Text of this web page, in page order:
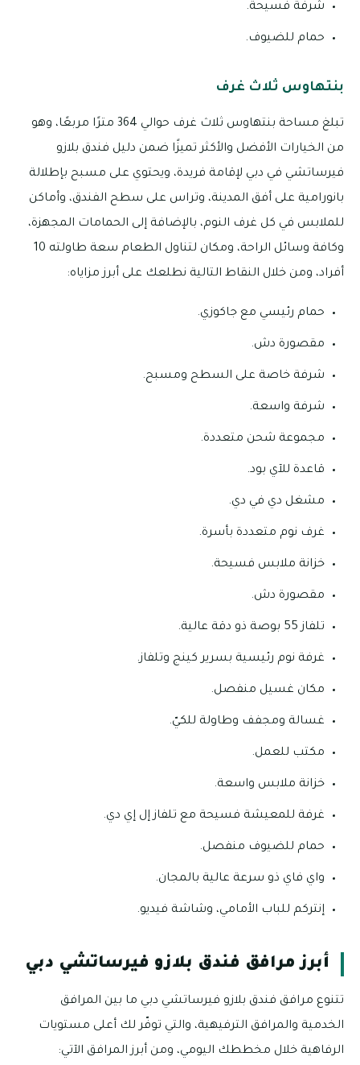
شرفة فسيحة.
حمام للضيوف.
بنتهاوس ثلاث غرف
تبلغ مساحة بنتهاوس ثلاث غرف حوالي 364 مترًا مربعًا، وهو
من الخيارات الأفضل والأكثر تميزًا ضمن دليل فندق بلازو
فيرساتشي في دبي لإقامة فريدة، ويحتوي على مسبح بإطلالة
بانورامية على أفق المدينة، وتراس على سطح الفندق، وأماكن
للملابس في كل غرف النوم، بالإضافة إلى الحمامات المجهزة،
وكافة وسائل الراحة، ومكان لتناول الطعام سعة طاولته 10
أفراد، ومن خلال النقاط التالية نطلعك على أبرز مزاياه:
حمام رئيسي مع جاكوزي.
مقصورة دش.
شرفة خاصة على السطح ومسبح.
شرفة واسعة.
مجموعة شحن متعددة.
قاعدة للآي بود.
مشغل دي في دي.
غرف نوم متعددة بأسرة.
خزانة ملابس فسيحة.
مقصورة دش.
تلفاز 55 بوصة ذو دقة عالية.
غرفة نوم رئيسية بسرير كينج وتلفاز.
مكان غسيل منفصل.
غسالة ومجفف وطاولة للكيّ.
مكتب للعمل.
خزانة ملابس واسعة.
غرفة للمعيشة فسيحة مع تلفاز إل إي دي.
حمام للضيوف منفصل.
واي فاي ذو سرعة عالية بالمجان.
إنتركم للباب الأمامي، وشاشة فيديو.
أبرز مرافق فندق بلازو فيرساتشي دبي
تتنوع مرافق فندق بلازو فيرساتشي دبي ما بين المرافق
الخدمية والمرافق الترفيهية، والتي توفّر لك أعلى مستويات
الرفاهية خلال مخططك اليومي، ومن أبرز المرافق الآتي: